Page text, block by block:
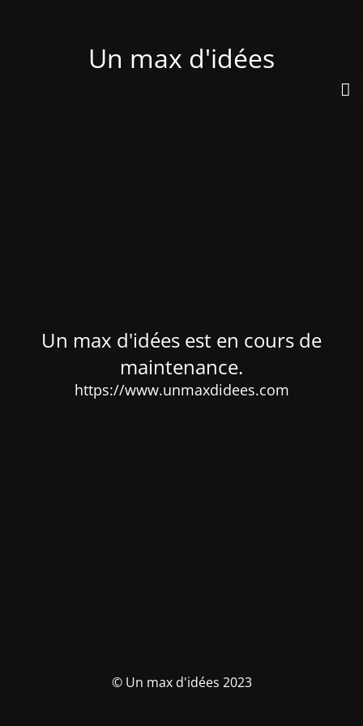
Un max d'idées
Un max d'idées est en cours de
maintenance.
https://www.unmaxdidees.com
© Un max d'idées 2023